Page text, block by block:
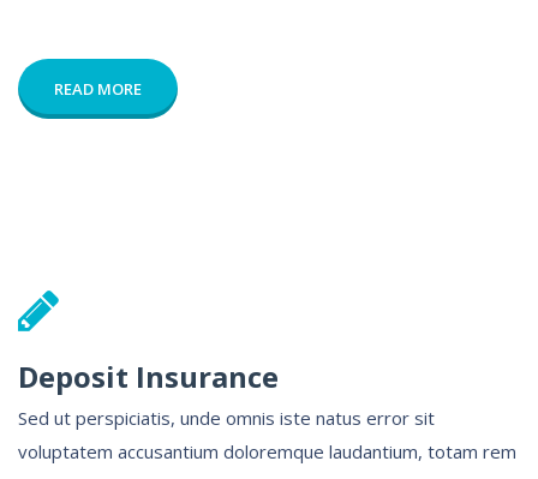
READ MORE
Deposit Insurance
Sed ut perspiciatis, unde omnis iste natus error sit
voluptatem accusantium doloremque laudantium, totam rem